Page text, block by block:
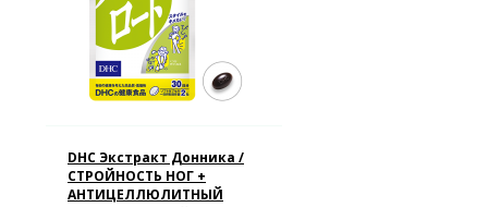
DHC Экстракт Донника /
СТРОЙНОСТЬ НОГ +
АНТИЦЕЛЛЮЛИТНЫЙ